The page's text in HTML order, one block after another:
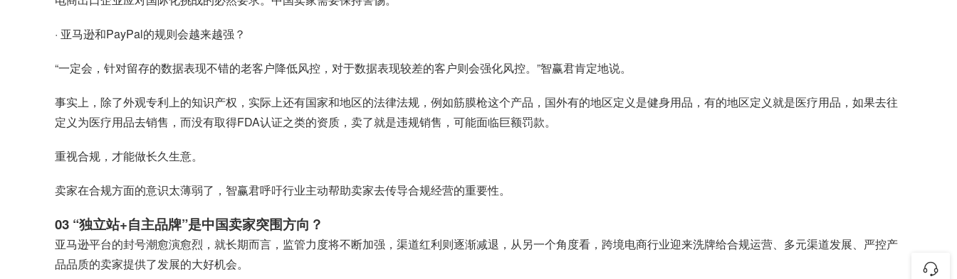
· 亚马逊和PayPal的规则会越来越强？
“一定会，针对留存的数据表现不错的老客户降低风控，对于数据表现较差的客户则会强化风控。”智赢君肯定地说。
事实上，除了外观专利上的知识产权，实际上还有国家和地区的法律法规，例如筋膜枪这个产品，国外有的地区定义是健身用品，有的地区定义就是医疗用品，如果去往
定义为医疗用品去销售，而没有取得FDA认证之类的资质，卖了就是违规销售，可能面临巨额罚款。
重视合规，才能做长久生意。
卖家在合规方面的意识太薄弱了，智赢君呼吁行业主动帮助卖家去传导合规经营的重要性。
03 “独立站+自主品牌”是中国卖家突围方向？
亚马逊平台的封号潮愈演愈烈，就长期而言，监管力度将不断加强，渠道红利则逐渐减退，从另一个角度看，跨境电商行业迎来洗牌给合规运营、多元渠道发展、严控产
品品质的卖家提供了发展的大好机会。